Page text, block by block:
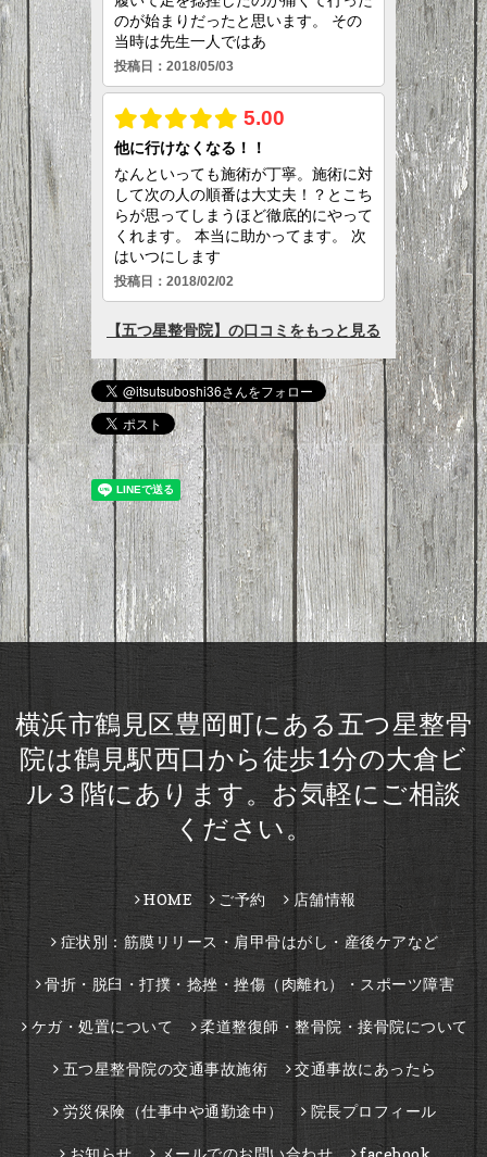
横浜市鶴見区豊岡町にある五つ星整骨
院は鶴見駅西口から徒歩1分の大倉ビ
ル３階にあります。お気軽にご相談
ください。
HOME ご予約 店舗情報
症状別：筋膜リリース・肩甲骨はがし・産後ケアなど
骨折・脱臼・打撲・捻挫・挫傷（肉離れ）・スポーツ障害
ケガ・処置について 柔道整復師・整骨院・接骨院について
五つ星整骨院の交通事故施術 交通事故にあったら
労災保険（仕事中や通勤途中） 院長プロフィール